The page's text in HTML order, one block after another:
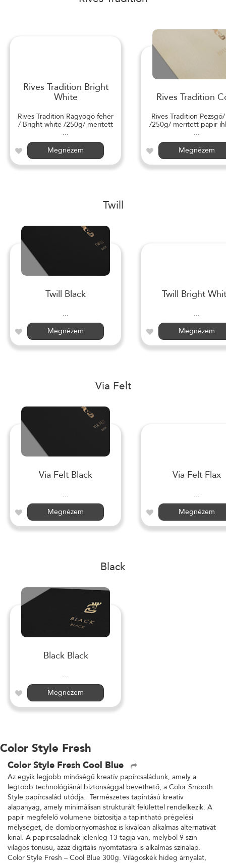
Rives Tradition Bright
White
Rives Tradition Ragyogó fehér
/ Bright white /250g/ merített
...
Megnézem
Rives Tradition
Rives Tradition
/250g/ merített papír
...
Megnézem
Twill
Twill Black
...
Megnézem
Twill Bright
...
Megnézem
Via Felt
Via Felt Black
...
Megnézem
Via Felt Flax
...
Megnézem
Black
Black Black
...
Megnézem
Color Style Fresh
Color Style Fresh Cool Blue
Az egyik legjobb minőségű kreatív papírcsaládunk, amely a
legtöbb technológiánál biztonsággal bevethető, a Color Smooth
Style papírcsalád utódja. Természetes tapintású kreatív
alapanyag, amely minimálisan strukturált felülettel rendelkezik. A
papír megfelelő volumene biztosítja a tapintható prégelési
mélységet, de dombornyomáshoz is kiválóan alkalmas alternatívát
kínál. A papírcsaládnak jelenleg 13 tagja van, melyből 9 szín
világos tónusú, azaz digitális nyomtatásra is alkalmas színalap.
Color Style Fresh – Cool Blue 300g. Világoskék hideg árnyalat,